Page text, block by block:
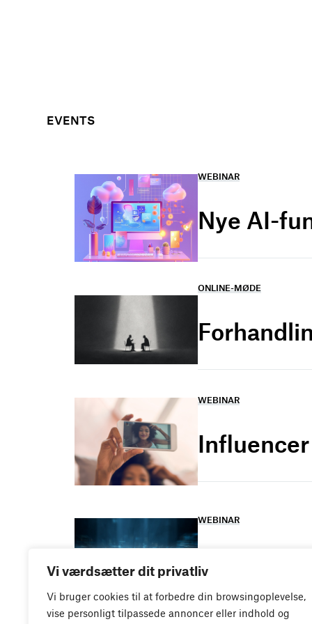
Vi værdsætter dit privatliv
Vi bruger cookies til at forbedre din browsingoplevelse,
vise personligt tilpassede annoncer eller indhold og
EVENTS
WEBINAR
Nye AI-
ONLINE-MØDE
WEBINAR
WEBINAR
It- og